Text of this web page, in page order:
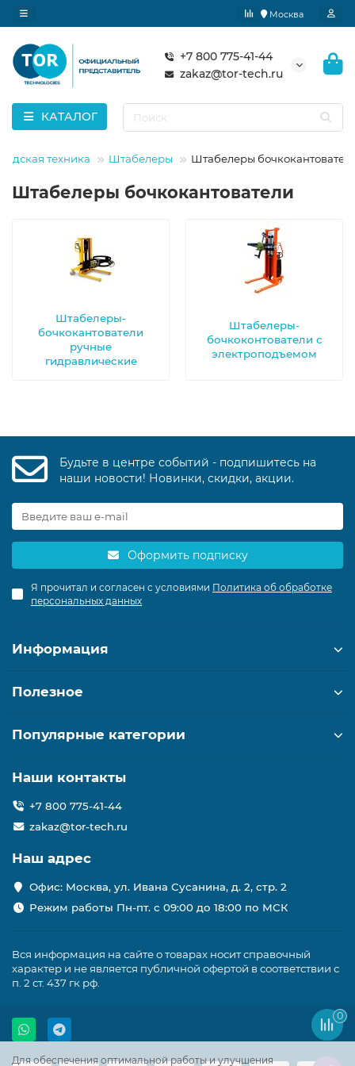
Москва
+7 800 775-41-44
zakaz@tor-tech.ru
КАТАЛОГ
техника Штабелеры Штабелеры
Штабелеры бочкокантователи
Штабелеры-
бочкокантователи
ручные
гидравлические
Штабелеры-
бочкоконтователи с
электроподъемом
Для обеспечения оптимальной работы и улучшения
Будьте в центре событий - подпишитесь на
наши новости! Новинки, скидки, акции.
Оформить подписку
Я прочитал и согласен с условиями Политика об обработке
персональных данных
Информация
Полезное
Популярные категории
Наши контакты
+7 800 775-41-44
zakaz@tor-tech.ru
Наш адрес
Офис: Москва, ул. Ивана Сусанина, д. 2, стр. 2
Режим работы Пн-пт. с 09:00 до 18:00 по МСК
Вся информация на сайте о товарах носит справочный
характер и не является публичной офертой в соответствии с
п. 2 ст. 437 гк рф.
0